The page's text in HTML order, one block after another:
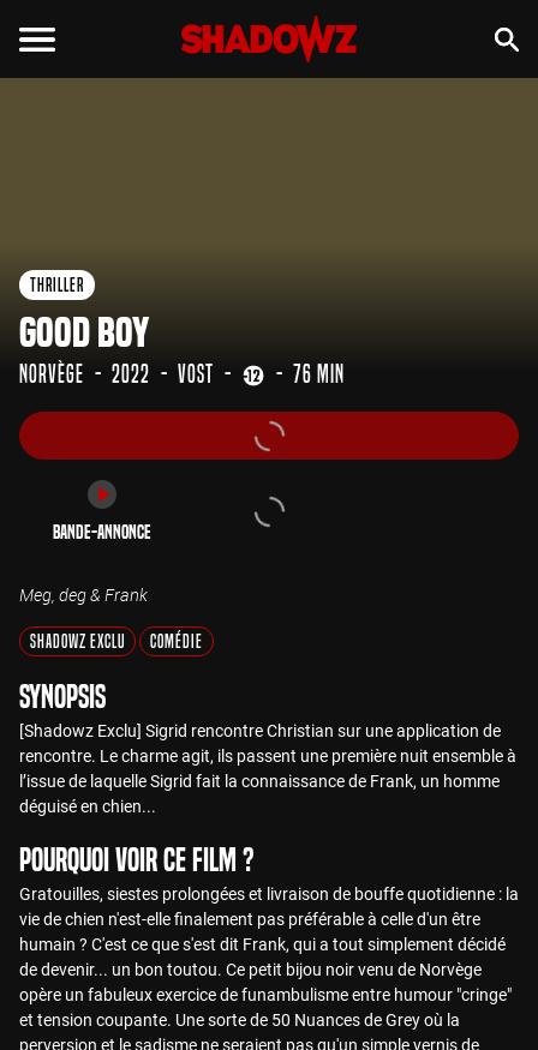
Thriller
Good Boy
Norvège 2022 VOST 76 min
Bande-annonce
Meg, deg & Frank
Shadowz Exclu Comédie
Synopsis
[Shadowz Exclu] Sigrid rencontre Christian sur une application de
rencontre. Le charme agit, ils passent une première nuit ensemble à
l’issue de laquelle Sigrid fait la connaissance de Frank, un homme
déguisé en chien...
Pourquoi voir ce film ?
Gratouilles, siestes prolongées et livraison de bouffe quotidienne : la
vie de chien n'est-elle finalement pas préférable à celle d'un être
humain ? C'est ce que s'est dit Frank, qui a tout simplement décidé
de devenir... un bon toutou. Ce petit bijou noir venu de Norvège
opère un fabuleux exercice de funambulisme entre humour "cringe"
et tension coupante. Une sorte de 50 Nuances de Grey où la
perversion et le sadisme ne seraient pas qu'un simple vernis de